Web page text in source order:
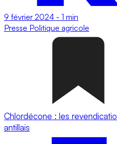
9 février 2024 - 1 min
Presse Politique agricole
Chlordécone : les
antillais